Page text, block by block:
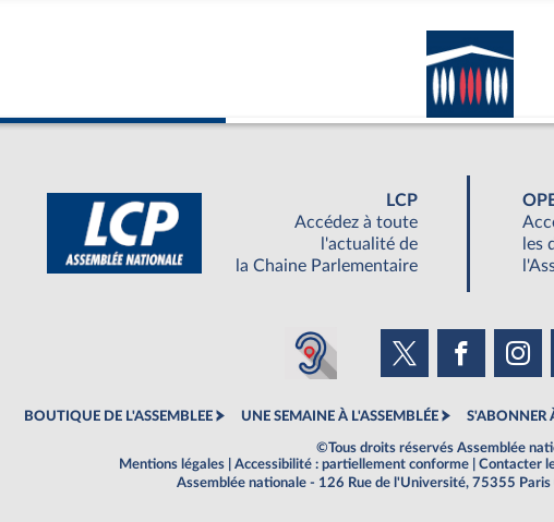
LCP
Accédez à toute
l'actualité de
la Chaine Parlementaire
les
BOUTIQUE DE L'ASSEMBLEE UNE SEMAINE À L'ASSEMBLÉE S'ABONNER
©Tous droits réservés Assemblée
Mentions légales
Accessibilité : partiellement conforme Contacter
Assemblée nationale - 126 Rue de l'Université, 75355